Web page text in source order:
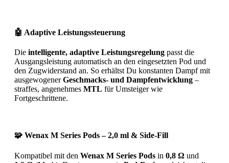
🤖 Adaptive Leistungssteuerung
Die intelligente, adaptive Leistungsregelung passt die
Ausgangsleistung automatisch an den eingesetzten Pod und
den Zugwiderstand an. So erhältst Du konstanten Dampf mit
ausgewogenerGeschmacks- und Dampfentwicklung –
straffes, angenehmes MTL für Umsteiger wie
Fortgeschrittene.
🧩 Wenax M Series Pods – 2,0 ml & Side-Fill
Kompatibel mit den Wenax M Series Pods in 0,8 Ω und